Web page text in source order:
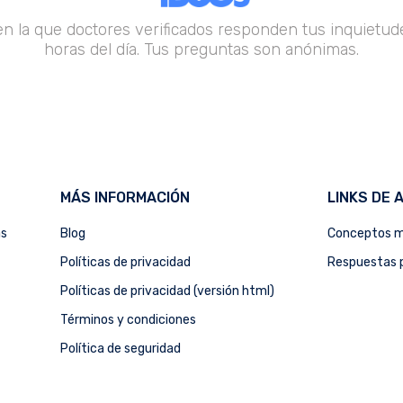
la que doctores verificados responden tus
horas del día. Tus preguntas son anónimas.
MÁS INFORMACIÓN
Blog
Políticas de privacidad
Políticas de privacidad (versión html)
Términos y condiciones
Política de seguridad
LINKS DE
Conceptos
Respuestas